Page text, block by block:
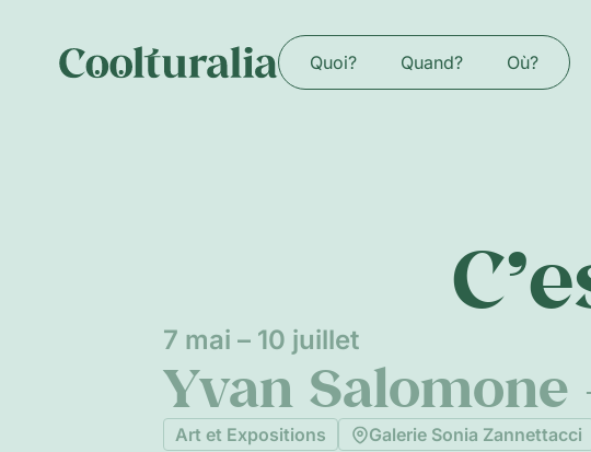
Quoi? Quand? Où?
7 mai – 10 juillet
Yvan Salomone
Art et Expositions
Galerie Sonia Zannettacci